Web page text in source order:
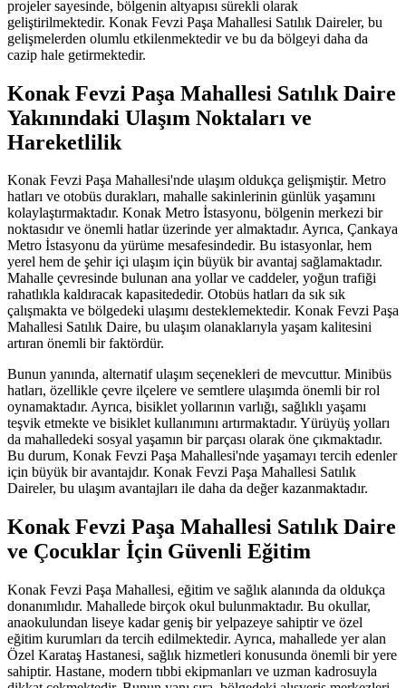
projeler sayesinde, bölgenin altyapısı sürekli olarak
geliştirilmektedir. Konak Fevzi Paşa Mahallesi Satılık Daireler, bu
gelişmelerden olumlu etkilenmektedir ve bu da bölgeyi daha da
cazip hale getirmektedir.
Konak Fevzi Paşa Mahallesi Satılık Daire
Yakınındaki Ulaşım Noktaları ve
Hareketlilik
Konak Fevzi Paşa Mahallesi'nde ulaşım oldukça gelişmiştir. Metro
hatları ve otobüs durakları, mahalle sakinlerinin günlük yaşamını
kolaylaştırmaktadır. Konak Metro İstasyonu, bölgenin merkezi bir
noktasıdır ve önemli hatlar üzerinde yer almaktadır. Ayrıca, Çankaya
Metro İstasyonu da yürüme mesafesindedir. Bu istasyonlar, hem
yerel hem de şehir içi ulaşım için büyük bir avantaj sağlamaktadır.
Mahalle çevresinde bulunan ana yollar ve caddeler, yoğun trafiği
rahatlıkla kaldıracak kapasitededir. Otobüs hatları da sık sık
çalışmakta ve bölgedeki ulaşımı desteklemektedir. Konak Fevzi Paşa
Mahallesi Satılık Daire, bu ulaşım olanaklarıyla yaşam kalitesini
artıran önemli bir faktördür.
Bunun yanında, alternatif ulaşım seçenekleri de mevcuttur. Minibüs
hatları, özellikle çevre ilçelere ve semtlere ulaşımda önemli bir rol
oynamaktadır. Ayrıca, bisiklet yollarının varlığı, sağlıklı yaşamı
teşvik etmekte ve bisiklet kullanımını artırmaktadır. Yürüyüş yolları
da mahalledeki sosyal yaşamın bir parçası olarak öne çıkmaktadır.
Bu durum, Konak Fevzi Paşa Mahallesi'nde yaşamayı tercih edenler
için büyük bir avantajdır. Konak Fevzi Paşa Mahallesi Satılık
Daireler, bu ulaşım avantajları ile daha da değer kazanmaktadır.
Konak Fevzi Paşa Mahallesi Satılık Daire
ve Çocuklar İçin Güvenli Eğitim
Konak Fevzi Paşa Mahallesi, eğitim ve sağlık alanında da oldukça
donanımlıdır. Mahallede birçok okul bulunmaktadır. Bu okullar,
anaokulundan liseye kadar geniş bir yelpazeye sahiptir ve özel
eğitim kurumları da tercih edilmektedir. Ayrıca, mahallede yer alan
Özel Karataş Hastanesi, sağlık hizmetleri konusunda önemli bir yere
sahiptir. Hastane, modern tıbbi ekipmanları ve uzman kadrosuyla